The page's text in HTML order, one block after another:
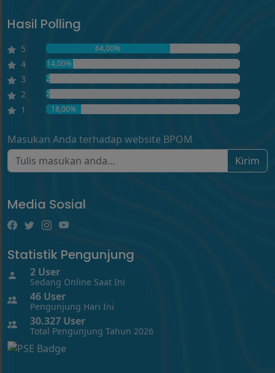
Hasil Polling
5 64,00%
4 14,00%
3 2,00%
2 2,00%
1 18,00%
Masukan Anda terhadap website BPOM
Kirim
Media Sosial
Statistik Pengunjung
2 User
Sedang Online Saat Ini
46 User
Pengunjung Hari Ini
30.327 User
Total Pengunjung Tahun 2026